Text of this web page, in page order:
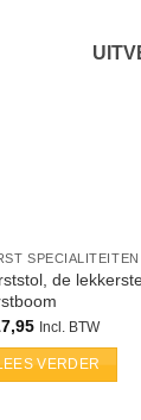
SPECIALITEITEN
de
Incl. BTW
LEES VERDER